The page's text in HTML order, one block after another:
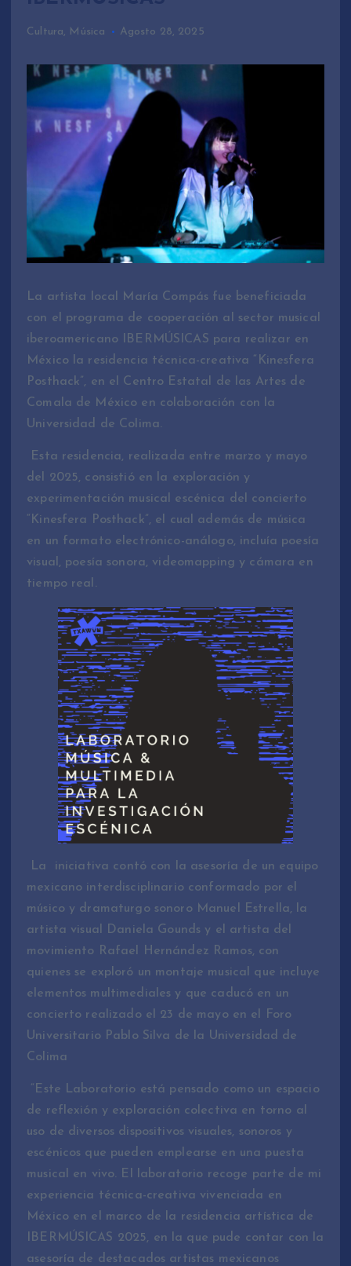
Cultura, Música Agosto 28, 2025
La artista local María Compás fue beneficiada
con el programa de cooperación al sector musical
iberoamericano IBERMÚSICAS para realizar en
México la residencia técnica-creativa “Kinesfera
Posthack”, en el Centro Estatal de las Artes de
Comala de México en colaboración con la
Universidad de Colima.
Esta residencia, realizada entre marzo y mayo
del 2025, consistió en la exploración y
experimentación musical escénica del concierto
“Kinesfera Posthack”, el cual además de música
en un formato electrónico-análogo, incluía poesía
visual, poesía sonora, videomapping y cámara en
tiempo real.
La iniciativa contó con la asesoría de un equipo
mexicano interdisciplinario conformado por el
músico y dramaturgo sonoro Manuel Estrella, la
artista visual Daniela Gounds y el artista del
movimiento Rafael Hernández Ramos, con
quienes se exploró un montaje musical que incluye
elementos multimediales y que caducó en un
concierto realizado el 23 de mayo en el Foro
Universitario Pablo Silva de la Universidad de
Colima
“Este Laboratorio está pensado como un espacio
de reflexión y exploración colectiva en torno al
uso de diversos dispositivos visuales, sonoros y
escénicos que pueden emplearse en una puesta
musical en vivo. El laboratorio recoge parte de mi
experiencia técnica-creativa vivenciada en
México en el marco de la residencia artística de
IBERMÚSICAS 2025, en la que pude contar con la
asesoría de destacados artistas mexicanos